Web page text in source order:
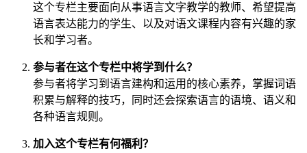
这个专栏主要面向从事语言文字教学的教师、希望提高
语言表达能力的学生、以及对语文课程内容有兴趣的家
长和学习者。
参与者在这个专栏中将学到什么？
参与者将学习到语言建构和运用的核心素养，掌握词语
积累与解释的技巧，同时还会探索语言的语境、语义和
各种语言规则。
加入这个专栏有何福利？